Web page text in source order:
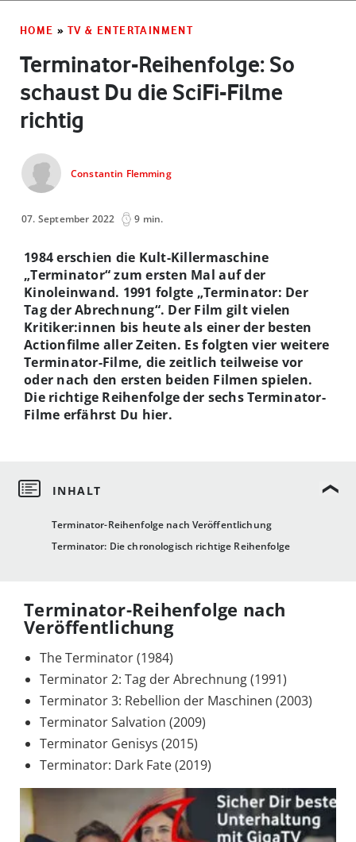
HOME » TV & ENTERTAINMENT
Terminator-Reihenfolge: So
schaust Du die SciFi-Filme
richtig
Constantin Flemming
07. September 2022 9 min.
Terminator-Reihenfolge nach Veröffentlichung
Terminator: Die chronologisch richtige Reihenfolge
1984 erschien die Kult-Killermaschine
„Terminator“ zum ersten Mal auf der
Kinoleinwand. 1991 folgte „Terminator: Der
Tag der Abrechnung“. Der Film gilt vielen
Kritiker:innen bis heute als einer der besten
Actionfilme aller Zeiten. Es folgten vier weitere
Terminator-Filme, die zeitlich teilweise vor
oder nach den ersten beiden Filmen spielen.
Die richtige Reihenfolge der sechs Terminator-
Filme erfährst Du hier.
Terminator-Reihenfolge nach
Veröffentlichung
The Terminator (1984)
Terminator 2: Tag der Abrechnung (1991)
Terminator 3: Rebellion der Maschinen (2003)
Terminator Salvation (2009)
Terminator Genisys (2015)
Terminator: Dark Fate (2019)